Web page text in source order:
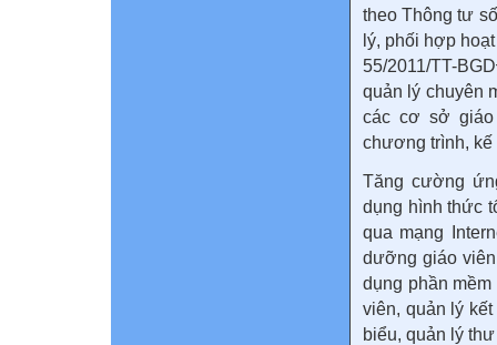
theo Thông tư
lý, phối hợp
55/2011/TT-
quản lý chuyên
các cơ sở giáo
chương trình, kế
Tăng cường
dụng hình thức
qua mạng
dưỡng giáo
dụng phần
viên, quản lý
biểu, quản lý